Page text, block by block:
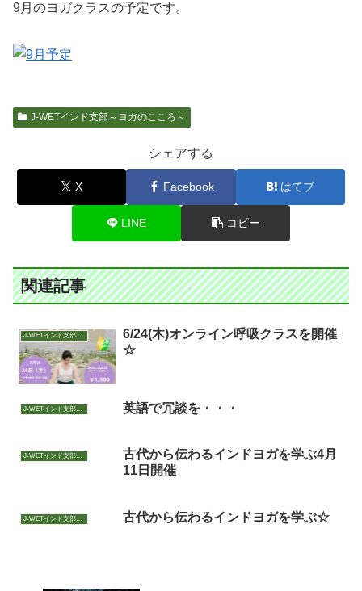
9月のヨガクラスの予定です。
J-WETインド支部～ヨガのこころ～
シェアする
X Facebook はてブ
LINE コピー
関連記事
J-WETインド支部～ヨガのこころ～
6/24(木)オンライン呼吸クラスを開催
☆
J-WETインド支部～ヨガのこころ～ 英語で冗談を・・・
J-WETインド支部～ヨガのこころ～
古代から伝わるインドヨガを学ぶ4月
11日開催
J-WETインド支部～ヨガのこころ～ 古代から伝わるインドヨガを学ぶ☆